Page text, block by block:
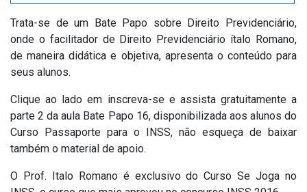
Trata-se de um Bate Papo sobre Direito Previdenciário,
onde o facilitador de Direito Previdenciário ítalo Romano,
de maneira didática e objetiva, apresenta o conteúdo para
seus alunos.
Clique ao lado em inscreva-se e assista gratuitamente a
parte 2 da aula Bate Papo 16, disponibilizada aos alunos do
Curso Passaporte para o INSS, não esqueça de baixar
também o material de apoio.
O Prof. Italo Romano é exclusivo do Curso Se Joga no